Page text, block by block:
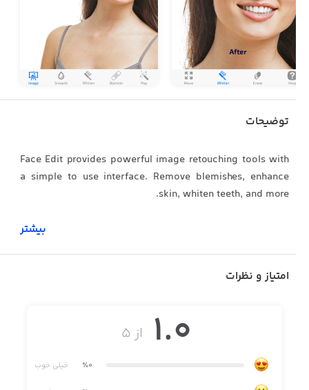
توضیحات
Face Edit provides powerful image retouching tools with
a simple to use interface. Remove blemishes, enhance
skin, whiten teeth, and more.
⁃ Perfectly heal blemishes & imperfections
بیشتر
امتیاز و نظرات
از ۵ 1.0
٪0 خیلی خوب